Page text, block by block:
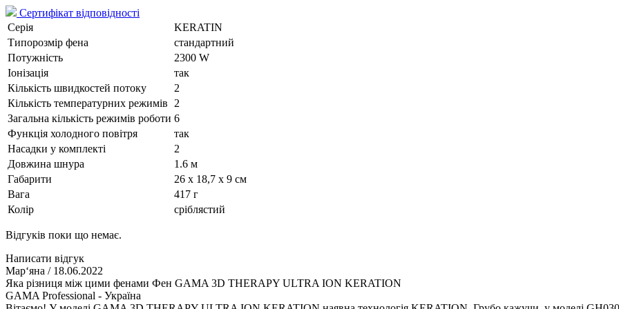
Сертифікат відповідності
Серія
KERATIN
Типорозмір фена
стандартний
Потужність
2300 W
Іонізація
так
Кількість швидкостей потоку
2
Кількість температурних режимів
2
Загальна кількість режимів роботи 6
Функція холодного повітря
так
Насадки у комплекті
2
Довжина шнура
1.6 м
Габарити
26 x 18,7 x 9 см
Вага
417 г
Колір
сріблястий
Відгуків поки що немає.
Написати відгук
Мар‘яна / 18.06.2022
Яка різниця між цими фенами Фен GAMA 3D THERAPY ULTRA ION KERATION
GAMA Professional - Україна